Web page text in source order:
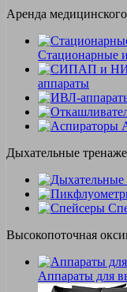
Аренда
Стационарные
аппараты
Дыхательные
Высокопоточная
Аппараты для